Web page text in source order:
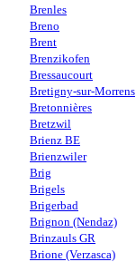
Brenles
Breno
Brent
Brenzikofen
Bressaucourt
Bretigny-sur-Morrens
Bretonnières
Bretzwil
Brienz BE
Brienzwiler
Brig
Brigels
Brigerbad
Brignon (Nendaz)
Brinzauls GR
Brione (Verzasca)